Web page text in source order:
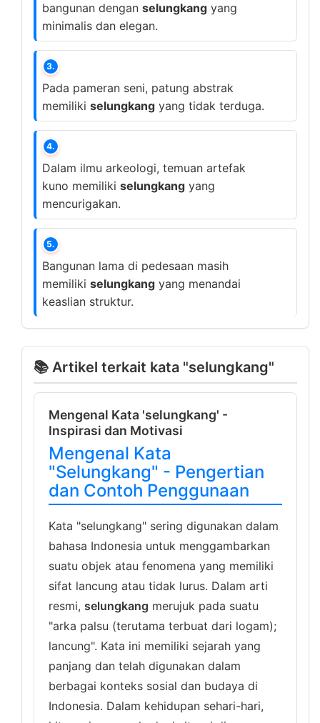
bangunan dengan selungkang yang
minimalis dan elegan.
3.
Pada pameran seni, patung abstrak
memiliki selungkang yang tidak terduga.
4.
Dalam ilmu arkeologi, temuan artefak
kuno memiliki selungkang yang
mencurigakan.
5.
Bangunan lama di pedesaan masih
memiliki selungkang yang menandai
keaslian struktur.
📚 Artikel terkait kata "selungkang"
Mengenal Kata 'selungkang' -
Inspirasi dan Motivasi
Mengenal Kata
"Selungkang" - Pengertian
dan Contoh Penggunaan
Kata "selungkang" sering digunakan dalam
bahasa Indonesia untuk menggambarkan
suatu objek atau fenomena yang memiliki
sifat lancung atau tidak lurus. Dalam arti
resmi, selungkang merujuk pada suatu
"arka palsu (terutama terbuat dari logam);
lancung". Kata ini memiliki sejarah yang
panjang dan telah digunakan dalam
berbagai konteks sosial dan budaya di
Indonesia. Dalam kehidupan sehari-hari,